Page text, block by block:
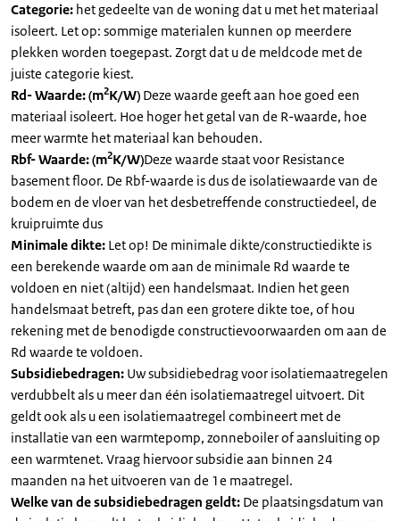
Categorie: het gedeelte van de woning dat u met het materiaal
isoleert. Let op: sommige materialen kunnen op meerdere
plekken worden toegepast. Zorgt dat u de meldcode met de
juiste categorie kiest.
Rd- Waarde: (m2K/W) Deze waarde geeft aan hoe goed een
materiaal isoleert. Hoe hoger het getal van de R-waarde, hoe
meer warmte het materiaal kan behouden.
Rbf- Waarde: (m2K/W)Deze waarde staat voor Resistance
basement floor. De Rbf-waarde is dus de isolatiewaarde van de
bodem en de vloer van het desbetreffende constructiedeel, de
kruipruimte dus
Minimale dikte: Let op! De minimale dikte/constructiedikte is
een berekende waarde om aan de minimale Rd waarde te
voldoen en niet (altijd) een handelsmaat. Indien het geen
handelsmaat betreft, pas dan een grotere dikte toe, of hou
rekening met de benodigde constructievoorwaarden om aan de
Rd waarde te voldoen.
Subsidiebedragen: Uw subsidiebedrag voor isolatiemaatregelen
verdubbelt als u meer dan één isolatiemaatregel uitvoert. Dit
geldt ook als u een isolatiemaatregel combineert met de
installatie van een warmtepomp, zonneboiler of aansluiting op
een warmtenet. Vraag hiervoor subsidie aan binnen 24
maanden na het uitvoeren van de 1e maatregel.
Welke van de subsidiebedragen geldt: De plaatsingsdatum van